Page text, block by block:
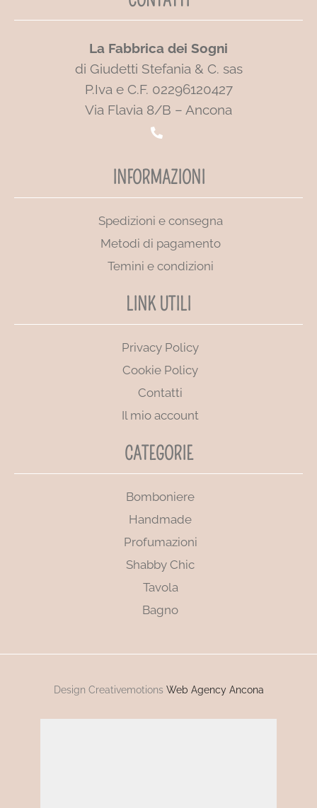
La Fabbrica dei Sogni
di Giudetti Stefania & C. sas
P.Iva e C.F. 02296120427
Via Flavia 8/B – Ancona
INFORMAZIONI
Spedizioni e consegna
Metodi di pagamento
Temini e condizioni
LINK UTILI
Privacy Policy
Cookie Policy
Contatti
Il mio account
CATEGORIE
Bomboniere
Handmade
Profumazioni
Shabby Chic
Tavola
Bagno
Design Creativemotions Web Agency Ancona